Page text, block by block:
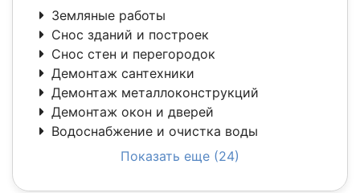
Земляные работы
Снос зданий и построек
Снос стен и перегородок
Демонтаж сантехники
Демонтаж металлоконструкций
Демонтаж окон и дверей
Водоснабжение и очистка воды
Показать еще (24)